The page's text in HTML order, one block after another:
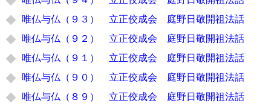
唯仏与仏（９３） 立正佼成会 庭野日敬開祖法話
唯仏与仏（９２） 立正佼成会 庭野日敬開祖法話
唯仏与仏（９１） 立正佼成会 庭野日敬開祖法話
唯仏与仏（９０） 立正佼成会 庭野日敬開祖法話
唯仏与仏（８９） 立正佼成会 庭野日敬開祖法話